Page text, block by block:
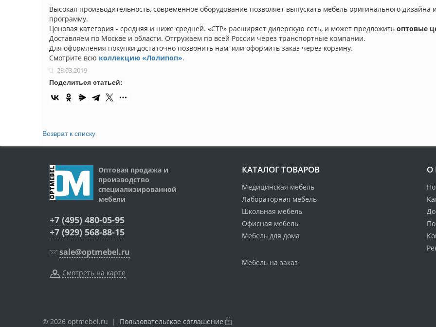
Высокая производительность, современное оборудование позволяет выпускать мебель оригинального
программу.
Ценовая категория - средняя и ниже средней. «СТР» расширяет дилерскую сеть, и может предложить оптовые
Доставляем по Москве и области. Отгружаем по всей России через транспортные компании.
Для оформления покупки достаточно позвонить нам, или оформить заказ через корзину.
Смотрите всю коллекцию «Лолипоп».
28.03.2019
Поделиться статьей:
Возврат к списку
Оптовая продажа и
производство
специализированной
мебели
+7 (495) 480-05-95
+7 (929) 568-88-15
sale@optmebel.ru
Смотреть на карте
КАТАЛОГ ТОВАРОВ
Медицинская мебель
Лабораторная мебель
Школьная мебель
Офисная мебель
Мебель для дома
Мебель на заказ
О
© 2026 optmebel.ru | Пользовательское соглашение